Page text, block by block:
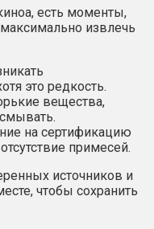
есть моменты,
извлечь
это редкость.
вещества,
на сертификацию
примесей.
источников и
чтобы сохранить